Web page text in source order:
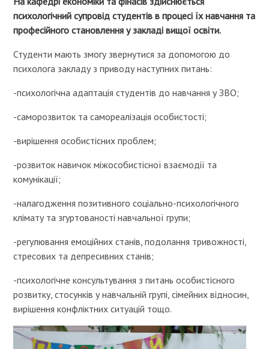
психологічний супровід студентів в процесі їх навчання та
професійного становлення у закладі вищої освіти.
Студенти мають змогу звернутися за допомогою до
психолога закладу з приводу наступних питань:
-психологічна адаптація студентів до навчання у ЗВО;
-саморозвиток та самореалізація особистості;
-вирішення особистісних проблем;
-розвиток навичок міжособистісної взаємодії та
комунікації;
-налагодження позитивного соціально-психологічного
клімату та згуртованості навчальної групи;
-регулювання емоційних станів, подолання тривожності,
стресових та депресивних станів;
-психологічне консультування з питань особистісного
розвитку, стосунків у навчальній групі, сімейних відносин,
вирішення конфліктних ситуацій тощо.